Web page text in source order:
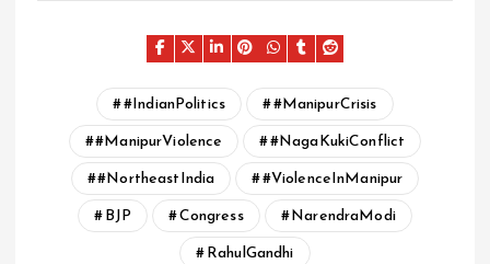
#IndianPolitics #ManipurCrisis
#ManipurViolence #NagaKukiConflict
#NortheastIndia #ViolenceInManipur
BJP Congress NarendraModi
RahulGandhi